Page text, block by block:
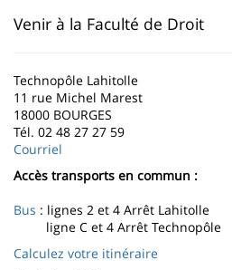
content
page
Contenu
la
page
principale
Venir à la Faculté de Droit
Technopôle Lahitolle
11 rue Michel Marest
18000 BOURGES
Tél. 02 48 27 27 59
Courriel
Accès transports en commun :
Bus : lignes 2 et 4 Arrêt Lahitolle
ligne C et 4 Arrêt Technopôle
Calculez votre itinéraire